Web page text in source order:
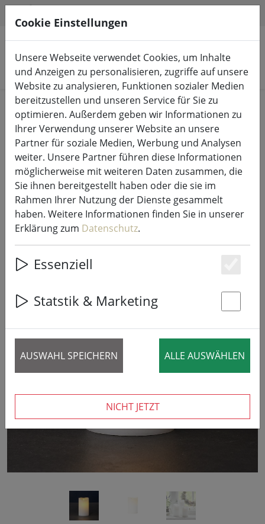
Produkte suchen
Start LED-Kerzen Indoor & Outdoor
Sirius LED Kerze Sara Exclusive 7,5
x 12,5 cm weiß
‹ ›
Cookie Einstellungen
Unsere Webseite verwendet Cookies, um Inhalte
und Anzeigen zu personalisieren, zugriffe auf unsere
Website zu analysieren, Funktionen sozialer Medien
bereitzustellen und unseren Service für Sie zu
optimieren. Außerdem geben wir Informationen zu
Ihrer Verwendung unserer Website an unsere
Partner für soziale Medien, Werbung und Analysen
weiter. Unsere Partner führen diese Informationen
möglicherweise mit weiteren Daten zusammen, die
Sie ihnen bereitgestellt haben oder die sie im
Rahmen Ihrer Nutzung der Dienste gesammelt
haben. Weitere Informationen finden Sie in unserer
Erklärung zum Datenschutz.
Essenziell
Statstik & Marketing
AUSWAHL SPEICHERN ALLE AUSWÄHLEN
NICHT JETZT